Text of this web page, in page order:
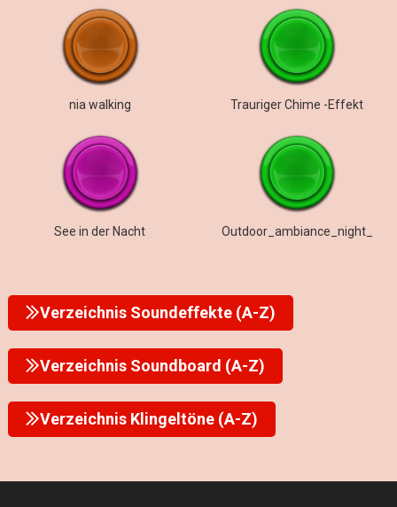
nia walking Trauriger Chime -Effekt
See in der Nacht Outdoor_ambiance_night_
Verzeichnis Soundeffekte (A-Z)
Verzeichnis Soundboard (A-Z)
Verzeichnis Klingeltöne (A-Z)